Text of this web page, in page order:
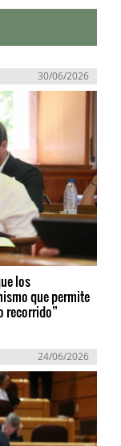
30/06/2026
los
que permite
recorrido”
24/06/2026